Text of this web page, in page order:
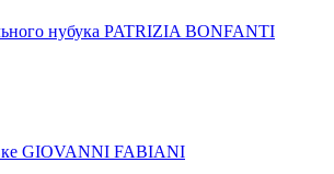
нубука PATRIZIA BONFANTI
GIOVANNI FABIANI